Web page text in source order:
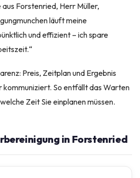
Forstenried, Herr Müller,
läuft meine
und effizient – ich spare
Preis, Zeitplan und Ergebnis
kommuniziert. So entfällt das Warten
Zeit Sie einplanen müssen.
in Forstenried